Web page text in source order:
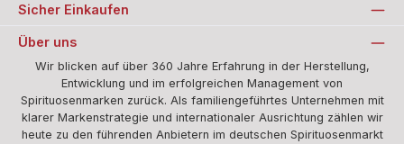
Sicher Einkaufen
Über uns
Wir blicken auf über 360 Jahre Erfahrung in der Herstellung,
Entwicklung und im erfolgreichen Management von
Spirituosenmarken zurück. Als familiengeführtes Unternehmen mit
klarer Markenstrategie und internationaler Ausrichtung zählen wir
heute zu den führenden Anbietern im deutschen Spirituosenmarkt